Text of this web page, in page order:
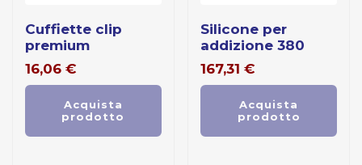
cuffiette clip
premium
16,06 €
Acquista
prodotto
silicone per
addizione 380
167,31 €
Acquista
prodotto